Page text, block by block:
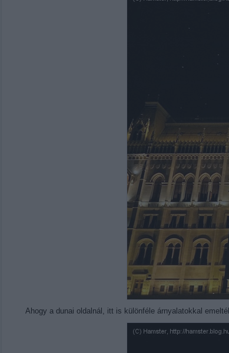
Ahogy a dunai oldalnál, itt is különféle árnyalatokkal